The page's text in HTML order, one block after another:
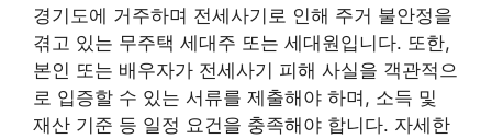
경기도에 거주하며 전세사기로 인해 주거 불안정을
겪고 있는 무주택 세대주 또는 세대원입니다. 또한,
본인 또는 배우자가 전세사기 피해 사실을 객관적으
로 입증할 수 있는 서류를 제출해야 하며, 소득 및
재산 기준 등 일정 요건을 충족해야 합니다. 자세한